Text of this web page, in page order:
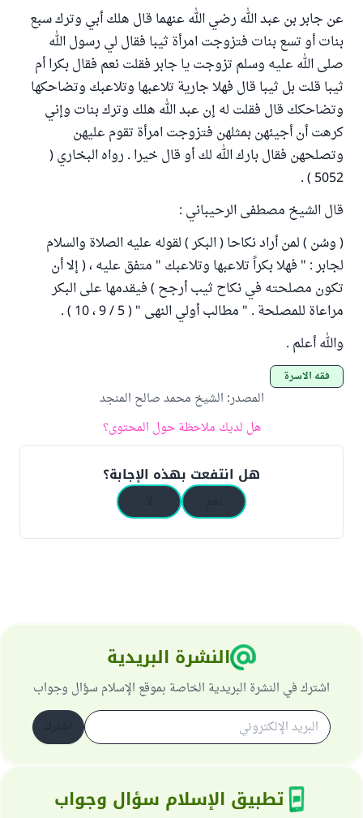
عن جابر بن عبد الله رضي الله عنهما قال هلك أبي وترك سبع
بنات أو تسع بنات فتزوجت امرأة ثيبا فقال لي رسول الله
صلى الله عليه وسلم تزوجت يا جابر فقلت نعم فقال بكرا أم
ثيبا قلت بل ثيبا قال فهلا جارية تلاعبها وتلاعبك وتضاحكها
وتضاحكك قال فقلت له إن عبد الله هلك وترك بنات وإني
كرهت أن أجيئهن بمثلهن فتزوجت امرأة تقوم عليهن
وتصلحهن فقال بارك الله لك أو قال خيرا . رواه البخاري (
5052 ) .
قال الشيخ مصطفى الرحيباني :
( وسُن ) لمن أراد نكاحا ( البكر ) لقوله عليه الصلاة والسلام
لجابر : " فهلا بكراً تلاعبها وتلاعبك " متفق عليه ، ( إلا أن
تكون مصلحته في نكاح ثيب أرجح ) فيقدمها على البكر
مراعاة للمصلحة . " مطالب أولي النهى " ( 5 / 9 ، 10 ) .
والله أعلم .
فقه الأسرة
المصدر: الشيخ محمد صالح المنجد
هل لديك ملاحظة حول المحتوى؟
هل انتفعت بهذه الإجابة؟
النشرة البريدية
اشترك في النشرة البريدية الخاصة بموقع الإسلام سؤال وجواب
تطبيق الإسلام سؤال وجواب